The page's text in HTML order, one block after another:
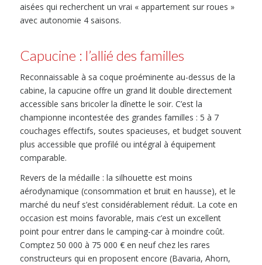
aisées qui recherchent un vrai « appartement sur roues »
avec autonomie 4 saisons.
Capucine : l’allié des familles
Reconnaissable à sa coque proéminente au-dessus de la
cabine, la capucine offre un grand lit double directement
accessible sans bricoler la dînette le soir. C’est la
championne incontestée des grandes familles : 5 à 7
couchages effectifs, soutes spacieuses, et budget souvent
plus accessible que profilé ou intégral à équipement
comparable.
Revers de la médaille : la silhouette est moins
aérodynamique (consommation et bruit en hausse), et le
marché du neuf s’est considérablement réduit. La cote en
occasion est moins favorable, mais c’est un excellent
point pour entrer dans le camping-car à moindre coût.
Comptez 50 000 à 75 000 € en neuf chez les rares
constructeurs qui en proposent encore (Bavaria, Ahorn,